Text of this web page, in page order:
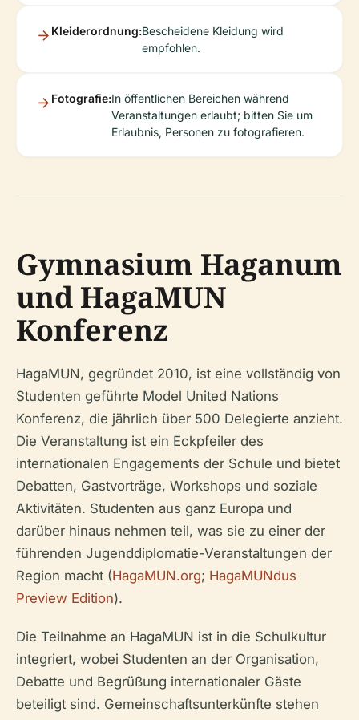
Kleiderordnung:Bescheidene Kleidung wird
empfohlen.
Fotografie:In öffentlichen Bereichen während
Veranstaltungen erlaubt; bitten Sie um
Erlaubnis, Personen zu fotografieren.
Gymnasium Haganum
und HagaMUN
Konferenz
HagaMUN, gegründet 2010, ist eine vollständig von
Studenten geführte Model United Nations
Konferenz, die jährlich über 500 Delegierte anzieht.
Die Veranstaltung ist ein Eckpfeiler des
internationalen Engagements der Schule und bietet
Debatten, Gastvorträge, Workshops und soziale
Aktivitäten. Studenten aus ganz Europa und
darüber hinaus nehmen teil, was sie zu einer der
führenden Jugenddiplomatie-Veranstaltungen der
Region macht (HagaMUN.org; HagaMUNdus
Preview Edition).
Die Teilnahme an HagaMUN ist in die Schulkultur
integriert, wobei Studenten an der Organisation,
Debatte und Begrüßung internationaler Gäste
beteiligt sind. Gemeinschaftsunterkünfte stehen